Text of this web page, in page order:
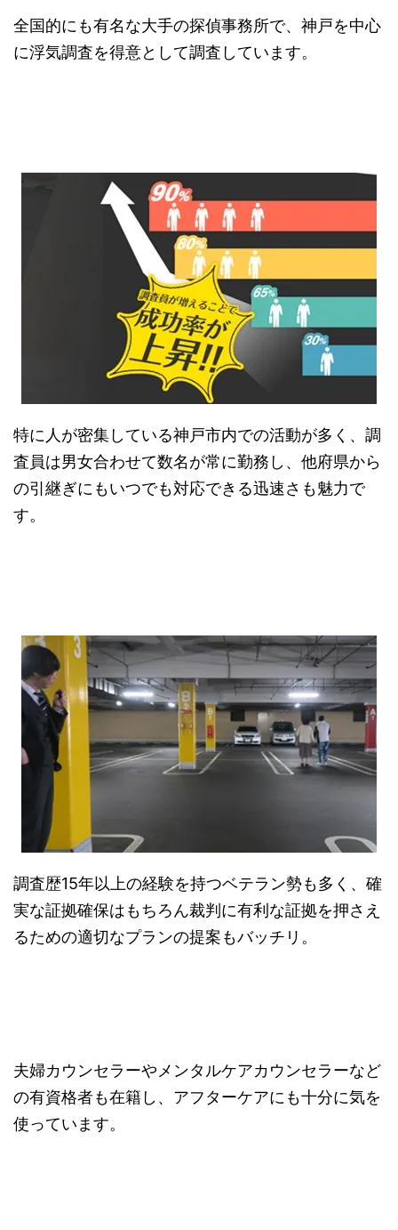
全国的にも有名な大手の探偵事務所で、神戸を中心
に浮気調査を得意として調査しています。
特に人が密集している神戸市内での活動が多く、調
査員は男女合わせて数名が常に勤務し、他府県から
の引継ぎにもいつでも対応できる迅速さも魅力で
す。
調査歴15年以上の経験を持つベテラン勢も多く、確
実な証拠確保はもちろん裁判に有利な証拠を押さえ
るための適切なプランの提案もバッチリ。
夫婦カウンセラーやメンタルケアカウンセラーなど
の有資格者も在籍し、アフターケアにも十分に気を
使っています。